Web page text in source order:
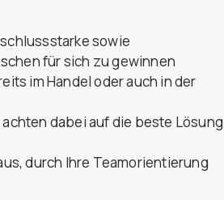
sowie
für sich zu gewinnen
im Handel oder auch in der
dabei auf die beste Lösung
durch Ihre Teamorientierung